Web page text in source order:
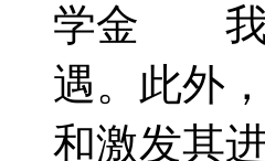
学金 我
遇。此外
和激发其